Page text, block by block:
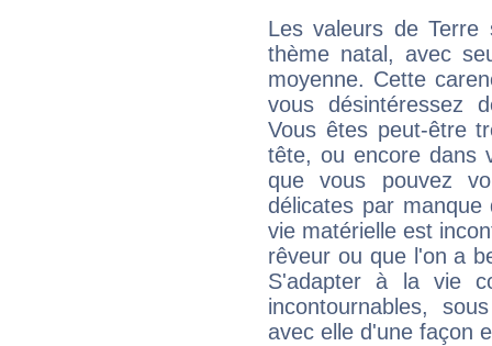
Les valeurs de Terre
thème natal, avec
moyenne. Cette
vous désintéressez
Vous êtes peut-être
tête, ou encore dans
que vous pouvez
délicates par
vie matérielle est
rêveur ou que l'on a
S'adapter à la vie
incontournables,
avec elle d'une façon